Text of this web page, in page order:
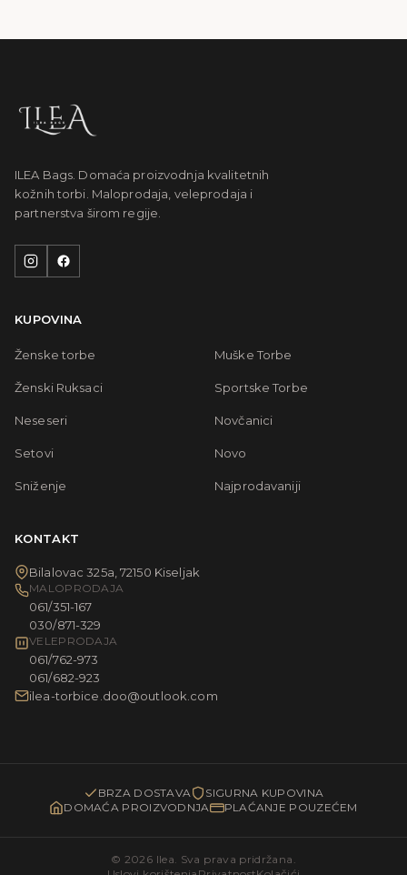
ILEA Bags. Domaća proizvodnja kvalitetnih
kožnih torbi. Maloprodaja, veleprodaja i
partnerstva širom regije.
KUPOVINA
Ženske torbe Muške Torbe
Ženski Ruksaci Sportske Torbe
Neseseri Novčanici
Setovi Novo
Sniženje Najprodavaniji
KONTAKT
Bilalovac 325a, 72150 Kiseljak
MALOPRODAJA
061/351-167
030/871-329
VELEPRODAJA
061/762-973
061/682-923
ilea-torbice.doo@outlook.com
BRZA DOSTAVA
SIGURNA KUPOVINA
DOMAĆA PROIZVODNJA
PLAĆANJE POUZEĆEM
© 2026 Ilea. Sva prava pridržana.